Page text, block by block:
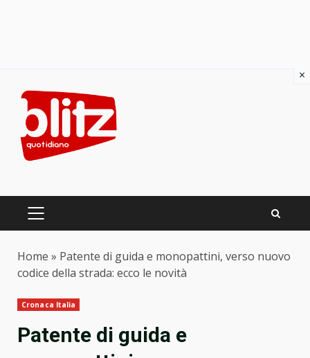
content
PRIMARY
Home » Patente di guida e monopattini, verso nuovo
codice della strada: ecco le novità
Cronaca Italia
Patente di guida e
×